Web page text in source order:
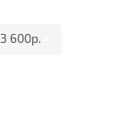
3 600р.